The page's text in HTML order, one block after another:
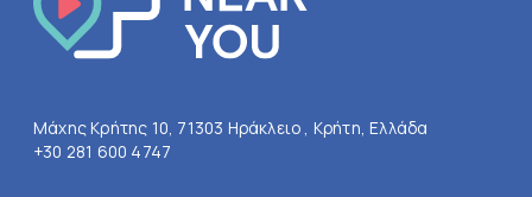
Μάχης Κρήτης 10, 71303 Ηράκλειο , Κρήτη, Ελλάδα
+30 281 600 4747